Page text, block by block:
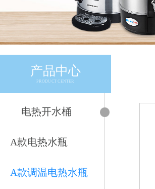
产品中心
PRODUCT CENTER
电热开水桶
A款电热水瓶
A款调温电热水瓶